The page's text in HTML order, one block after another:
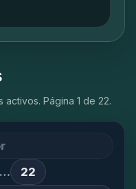
Página 1 de 22.
…
22